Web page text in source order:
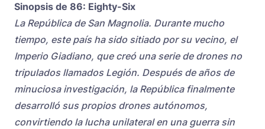
Sinopsis de 86: Eighty-Six
La República de San Magnolia. Durante mucho
tiempo, este país ha sido sitiado por su vecino, el
Imperio Giadiano, que creó una serie de drones no
tripulados llamados Legión. Después de años de
minuciosa investigación, la República finalmente
desarrolló sus propios drones autónomos,
convirtiendo la lucha unilateral en una guerra sin